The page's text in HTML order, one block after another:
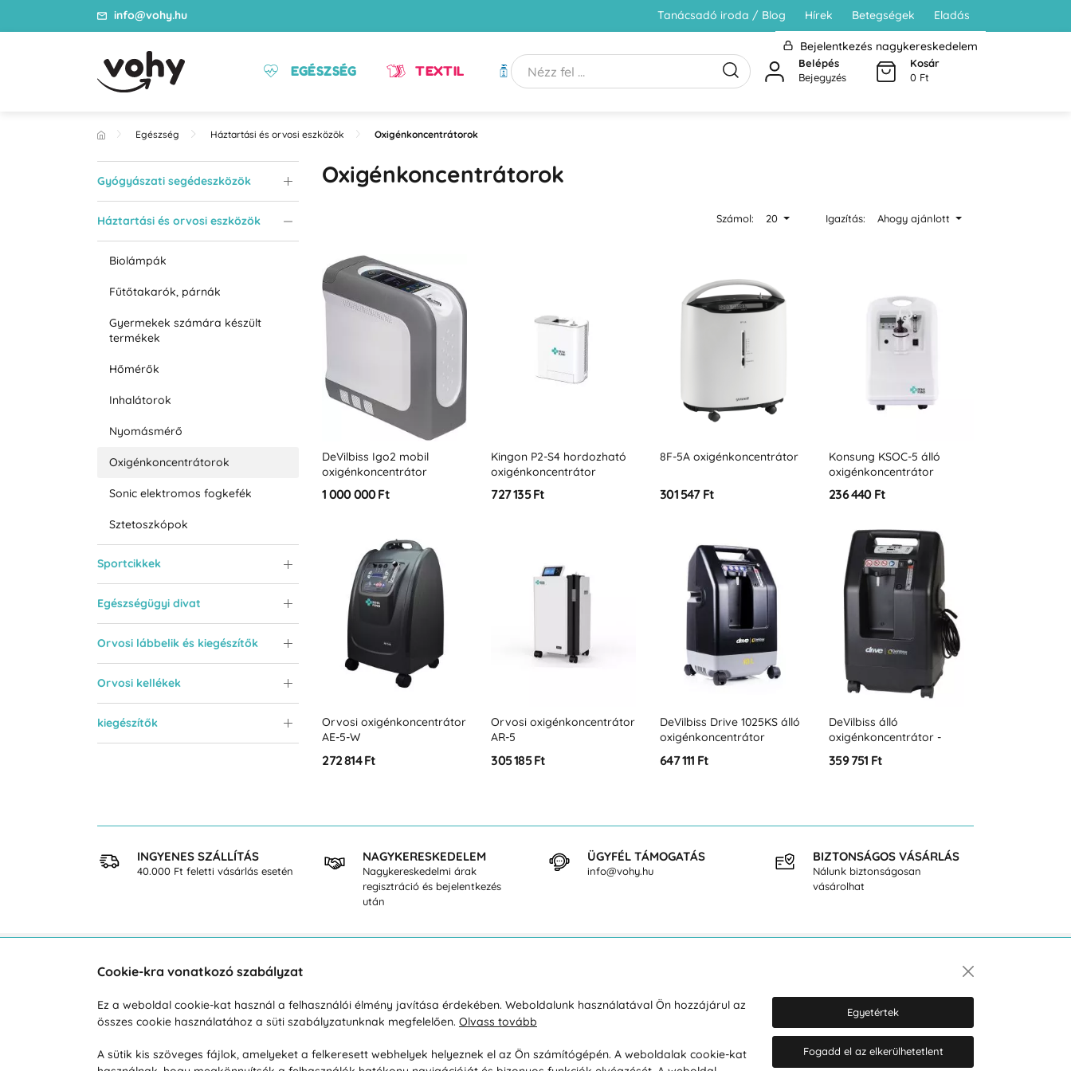
info@vohy.hu Tanácsadó iroda / Blog Hírek Betegségek Eladás
Bejelentkezés nagykereskedelem
EGÉSZSÉG TEXTIL HIGIÉNIA
Belépés
Bejegyzés
Kosár
0 Ft
Egészség Háztartási és orvosi eszközök Oxigénkoncentrátorok
Oxigénkoncentrátorok
Számol: 20 Igazítás: Ahogy ajánlott
DeVilbiss Igo2 mobil
oxigénkoncentrátor
1 000 000 Ft
Kingon P2-S4 hordozható
oxigénkoncentrátor
727 135 Ft
8F-5A oxigénkoncentrátor
301 547 Ft
Konsung KSOC-5 álló
oxigénkoncentrátor
236 440 Ft
Orvosi oxigénkoncentrátor
AE-5-W
272 814 Ft
Orvosi oxigénkoncentrátor
AR-5
305 185 Ft
DeVilbiss Drive 1025KS álló
oxigénkoncentrátor
647 111 Ft
DeVilbiss álló
oxigénkoncentrátor -
525KS
359 751 Ft
Gyógyászati segédeszközök
Háztartási és orvosi eszközök
Biolámpák
Fűtőtakarók, párnák
Gyermekek számára készült
termékek
Hőmérők
Inhalátorok
Nyomásmérő
Oxigénkoncentrátorok
Sonic elektromos fogkefék
Sztetoszkópok
Sportcikkek
Egészségügyi divat
Orvosi lábbelik és kiegészítők
Orvosi kellékek
kiegészítők
INGYENES SZÁLLÍTÁS
40.000 Ft feletti vásárlás esetén
NAGYKERESKEDELEM
Nagykereskedelmi árak
regisztráció és bejelentkezés
után
ÜGYFÉL TÁMOGATÁS
info@vohy.hu
BIZTONSÁGOS VÁSÁRLÁS
Nálunk biztonságosan
vásárolhat
Hétköznap 8:00-tól 16:00-ig
info@vohy.hu
Reklamáció / Áru visszaküldése
Szállítás és fizetés
Társaságról
Hozzájárulok a személyes adatok
Cookie-kra vonatkozó szabályzat
Ez a weboldal cookie-kat használ a felhasználói élmény javítása érdekében. Weboldalunk használatával Ön hozzájárul az
összes cookie használatához a süti szabályzatunknak megfelelően. Olvass tovább
A sütik kis szöveges fájlok, amelyeket a felkeresett webhelyek helyeznek el az Ön számítógépén. A weboldalak cookie-kat
Egyetértek
Fogadd el az elkerülhetetlent